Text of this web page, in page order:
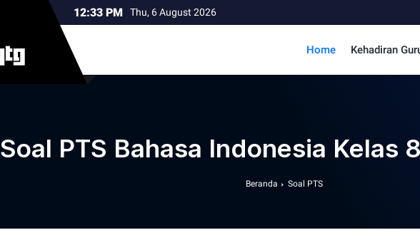
12:33 PM Thu, 6 August 2026
Home Kehadiran
Soal PTS Bahasa Indonesia Kelas
Beranda Soal PTS